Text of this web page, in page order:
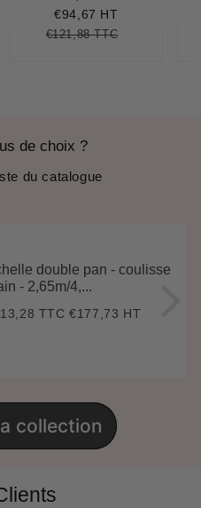
réduit
€94,67 HT
Prix
€121,88 TTC€121,88
de choix ?
du catalogue
double pan - coulisse
- 2,65m/4,...
TTC€213,28
€177,73 HT
collection